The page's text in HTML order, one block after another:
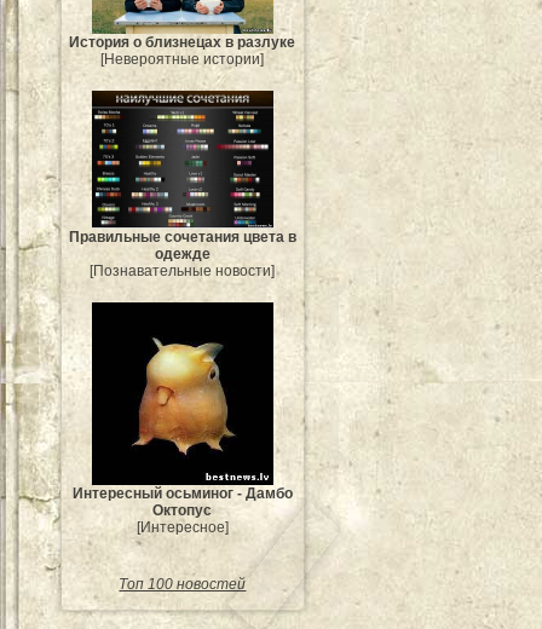
История о близнецах в разлуке
[Невероятные истории]
Правильные сочетания цвета в
одежде
[Познавательные новости]
Интересный осьминог - Дамбо
Октопус
[Интересное]
Топ 100 новостей